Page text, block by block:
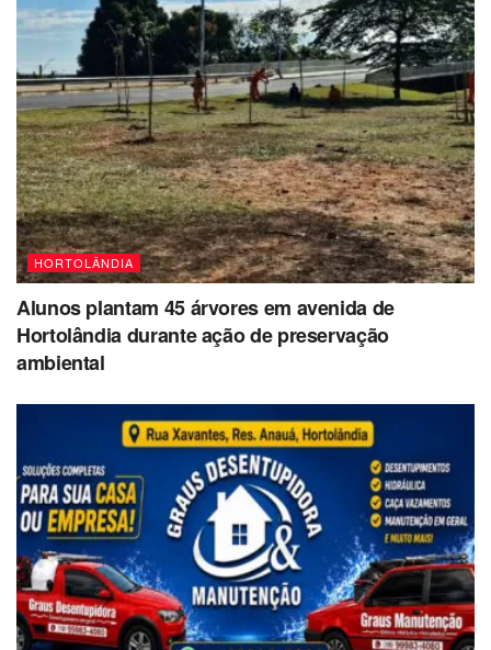
HORTOLÂNDIA
Alunos plantam 45 árvores em avenida de
Hortolândia durante ação de preservação
ambiental